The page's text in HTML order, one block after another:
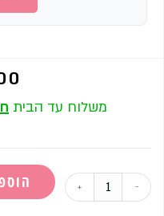
משלוח עד הבית
-
+